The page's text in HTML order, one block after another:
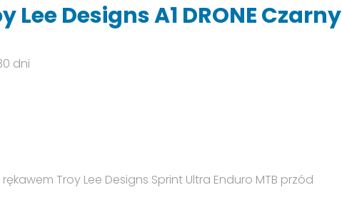
Designs A1 DRONE Czarny
dni